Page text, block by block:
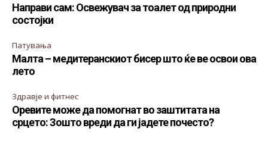
Направи сам: Освежувач за тоалет од природни
состојки
Патувања
Малта – медитеранскиот бисер што ќе ве освои ова
лето
Здравје и фитнес
Оревите може да помогнат во заштитата на
срцето: Зошто вреди да ги јадете почесто?